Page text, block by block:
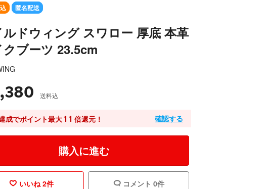
匿名配送
ルドウィング スワロー 厚底 本革
ブーツ 23.5cm
送料込
成でポイント最大11 倍還元！ 確認する
購入に進む
いいね 2件 コメント 0件